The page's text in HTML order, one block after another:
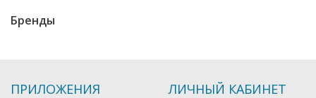
Бренды
ПРИЛОЖЕНИЯ ЛИЧНЫЙ КАБИНЕТ